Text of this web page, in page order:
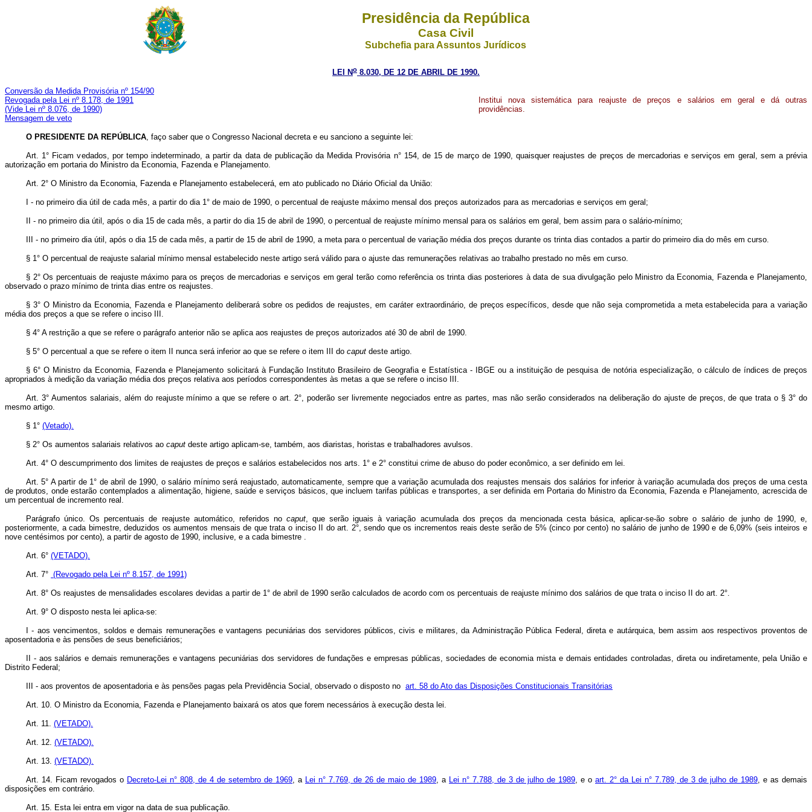
Presidência da República
Casa Civil
Subchefia para Assuntos Jurídicos
LEI No 8.030, DE 12 DE ABRIL DE 1990.
Conversão da Medida Provisória nº 154/90
Revogada pela Lei nº 8.178, de 1991
(Vide Lei nº 8.076, de 1990)
Mensagem de veto
Institui nova sistemática para reajuste de preços e salários em geral e dá outras
providências.
O PRESIDENTE DA REPÚBLICA, faço saber que o Congresso Nacional decreta e eu sanciono a seguinte lei:
Art. 1° Ficam vedados, por tempo indeterminado, a partir da data de publicação da Medida Provisória n° 154, de 15 de março de 1990, quaisquer reajustes de preços de mercadorias e serviços em geral, sem a prévia
autorização em portaria do Ministro da Economia, Fazenda e Planejamento.
Art. 2° O Ministro da Economia, Fazenda e Planejamento estabelecerá, em ato publicado no Diário Oficial da União:
I - no primeiro dia útil de cada mês, a partir do dia 1° de maio de 1990, o percentual de reajuste máximo mensal dos preços autorizados para as mercadorias e serviços em geral;
II - no primeiro dia útil, após o dia 15 de cada mês, a partir do dia 15 de abril de 1990, o percentual de reajuste mínimo mensal para os salários em geral, bem assim para o salário-mínimo;
III - no primeiro dia útil, após o dia 15 de cada mês, a partir de 15 de abril de 1990, a meta para o percentual de variação média dos preços durante os trinta dias contados a partir do primeiro dia do mês em curso.
§ 1° O percentual de reajuste salarial mínimo mensal estabelecido neste artigo será válido para o ajuste das remunerações relativas ao trabalho prestado no mês em curso.
§ 2° Os percentuais de reajuste máximo para os preços de mercadorias e serviços em geral terão como referência os trinta dias posteriores à data de sua divulgação pelo Ministro da Economia, Fazenda e Planejamento,
observado o prazo mínimo de trinta dias entre os reajustes.
§ 3° O Ministro da Economia, Fazenda e Planejamento deliberará sobre os pedidos de reajustes, em caráter extraordinário, de preços específicos, desde que não seja comprometida a meta estabelecida para a variação
média dos preços a que se refere o inciso III.
§ 4° A restrição a que se refere o parágrafo anterior não se aplica aos reajustes de preços autorizados até 30 de abril de 1990.
§ 5° O percentual a que se refere o item II nunca será inferior ao que se refere o item III do caput deste artigo.
§ 6° O Ministro da Economia, Fazenda e Planejamento solicitará à Fundação Instituto Brasileiro de Geografia e Estatística - IBGE ou a instituição de pesquisa de notória especialização, o cálculo de índices de preços
apropriados à medição da variação média dos preços relativa aos períodos correspondentes às metas a que se refere o inciso III.
Art. 3° Aumentos salariais, além do reajuste mínimo a que se refere o art. 2°, poderão ser livremente negociados entre as partes, mas não serão considerados na deliberação do ajuste de preços, de que trata o § 3° do
mesmo artigo.
§ 1° (Vetado).
§ 2° Os aumentos salariais relativos ao caput deste artigo aplicam-se, também, aos diaristas, horistas e trabalhadores avulsos.
Art. 4° O descumprimento dos limites de reajustes de preços e salários estabelecidos nos arts. 1° e 2° constitui crime de abuso do poder econômico, a ser definido em lei.
Art. 5° A partir de 1° de abril de 1990, o salário mínimo será reajustado, automaticamente, sempre que a variação acumulada dos reajustes mensais dos salários for inferior à variação acumulada dos preços de uma cesta
de produtos, onde estarão contemplados a alimentação, higiene, saúde e serviços básicos, que incluem tarifas públicas e transportes, a ser definida em Portaria do Ministro da Economia, Fazenda e Planejamento, acrescida de
um percentual de incremento real.
Parágrafo único. Os percentuais de reajuste automático, referidos no caput, que serão iguais à variação acumulada dos preços da mencionada cesta básica, aplicar-se-ão sobre o salário de junho de 1990, e,
posteriormente, a cada bimestre, deduzidos os aumentos mensais de que trata o inciso II do art. 2°, sendo que os incrementos reais deste serão de 5% (cinco por cento) no salário de junho de 1990 e de 6,09% (seis inteiros e
nove centésimos por cento), a partir de agosto de 1990, inclusive, e a cada bimestre .
Art. 6° (VETADO).
Art. 7° (Revogado pela Lei nº 8.157, de 1991)
Art. 8° Os reajustes de mensalidades escolares devidas a partir de 1° de abril de 1990 serão calculados de acordo com os percentuais de reajuste mínimo dos salários de que trata o inciso II do art. 2°.
Art. 9° O disposto nesta lei aplica-se:
I - aos vencimentos, soldos e demais remunerações e vantagens pecuniárias dos servidores públicos, civis e militares, da Administração Pública Federal, direta e autárquica, bem assim aos respectivos proventos de
aposentadoria e às pensões de seus beneficiários;
II - aos salários e demais remunerações e vantagens pecuniárias dos servidores de fundações e empresas públicas, sociedades de economia mista e demais entidades controladas, direta ou indiretamente, pela União e
Distrito Federal;
III - aos proventos de aposentadoria e às pensões pagas pela Previdência Social, observado o disposto no art. 58 do Ato das Disposições Constitucionais Transitórias
Art. 10. O Ministro da Economia, Fazenda e Planejamento baixará os atos que forem necessários à execução desta lei.
Art. 11. (VETADO).
Art. 12. (VETADO).
Art. 13. (VETADO).
Art. 14. Ficam revogados o Decreto-Lei n° 808, de 4 de setembro de 1969, a Lei n° 7.769, de 26 de maio de 1989, a Lei n° 7.788, de 3 de julho de 1989, e o art. 2° da Lei n° 7.789, de 3 de julho de 1989, e as demais
disposições em contrário.
Art. 15. Esta lei entra em vigor na data de sua publicação.